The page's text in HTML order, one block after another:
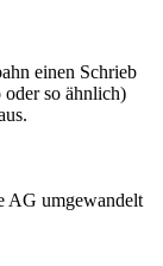
einen Schrieb
so ähnlich)
AG umgewandelt